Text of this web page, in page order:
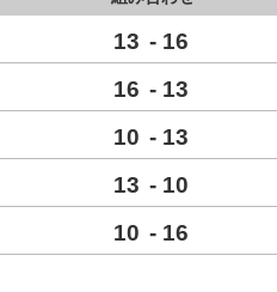
13 - 16
16 - 13
10 - 13
13 - 10
10 - 16